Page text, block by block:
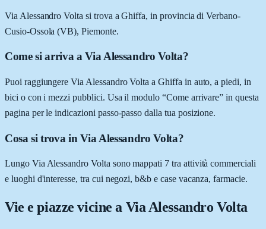
Via Alessandro Volta si trova a Ghiffa, in provincia di Verbano-
Cusio-Ossola (VB), Piemonte.
Come si arriva a Via Alessandro Volta?
Puoi raggiungere Via Alessandro Volta a Ghiffa in auto, a piedi, in
bici o con i mezzi pubblici. Usa il modulo “Come arrivare” in questa
pagina per le indicazioni passo-passo dalla tua posizione.
Cosa si trova in Via Alessandro Volta?
Lungo Via Alessandro Volta sono mappati 7 tra attività commerciali
e luoghi d'interesse, tra cui negozi, b&b e case vacanza, farmacie.
Vie e piazze vicine a Via Alessandro Volta